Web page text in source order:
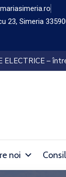
23, Simeria
dezinsecție pe
noi